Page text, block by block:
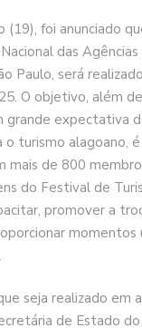
(19), foi anunciado
das
Paulo, será
O objetivo, além
grande expectativa
turismo alagoano,
mais de 800
do Festival de
promover a
momentos
seja realizado em
de Estado